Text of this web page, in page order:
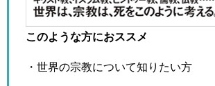
このような方におススメ
・世界の宗教について知りたい方